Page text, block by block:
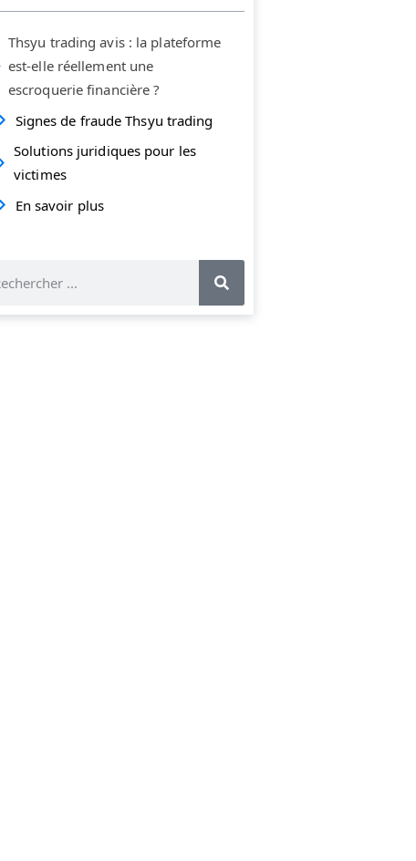
Thsyu trading avis : la plateforme
est-elle réellement une
escroquerie financière ?
Signes de fraude Thsyu trading
Solutions juridiques pour les
victimes
En savoir plus